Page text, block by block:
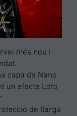
més nou i
capa de Nano
un efecte Loto
de llarga